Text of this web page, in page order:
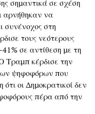
σημαντικά σε σχέση
αρνήθηκαν να
συνένοχος στη
τους νεότερους
σε αντίθεση με τη
Τραμπ κέρδισε την
ψηφοφόρων που
οι Δημοκρατικοί δεν
πέρα από την